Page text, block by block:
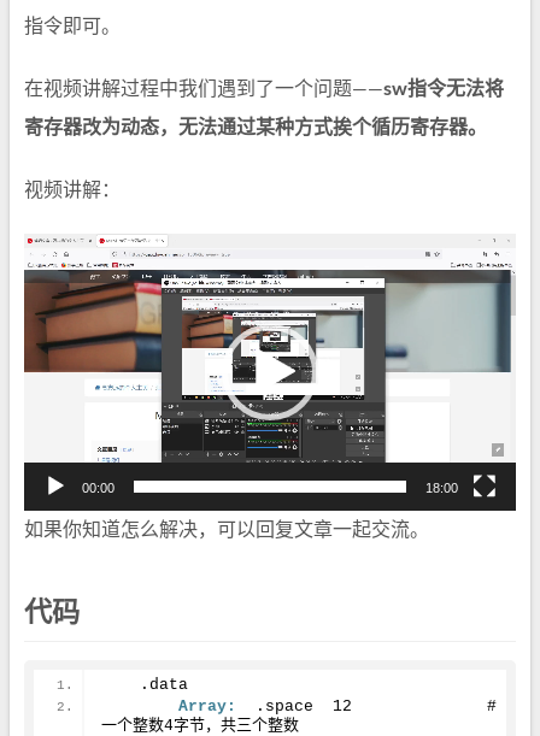
指令即可。
在视频讲解过程中我们遇到了一个问题——sw指令无法将
寄存器改为动态，无法通过某种方式挨个循历寄存器。
视频讲解：
视
频
放
00:00 18:00
如果你知道怎么解决，可以回复文章一起交流。
代码
    .data
Array:
12
一个整数4字节，共三个整数